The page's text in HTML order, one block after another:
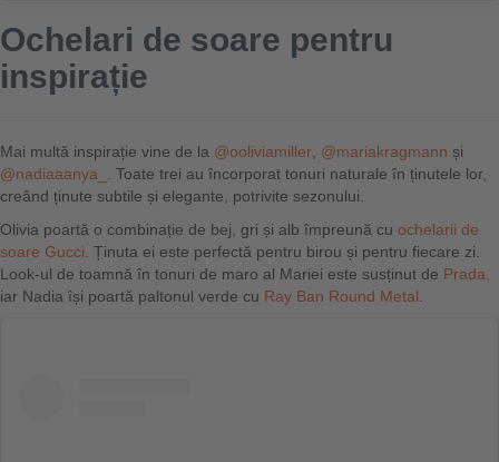
Ochelari de soare pentru
inspirație
Mai multă inspirație vine de la @ooliviamiller @mariakragmann și
@nadiaaanya_
. Toate trei au încorporat tonuri naturale în ținutele lor,
creând ținute subtile și elegante, potrivite sezonului.
Olivia poartă o combinație de bej, gri și alb împreună cu ochelarii de
soare Gucci . Ținuta ei este perfectă pentru birou și pentru fiecare zi.
Look-ul de toamnă în tonuri de maro al Mariei este susținut de Prada,
iar Nadia își poartă paltonul verde cu Ray Ban Round Metal